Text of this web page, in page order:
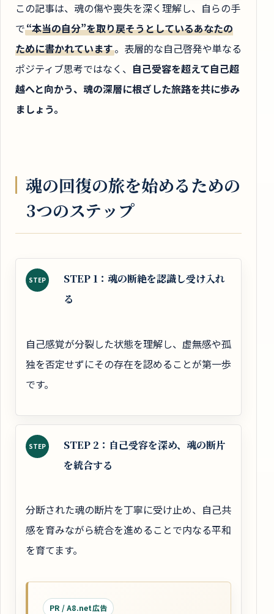
この記事は、魂の傷や喪失を深く理解し、自らの手
で“本当の自分”を取り戻そうとしているあなたの
ために書かれています。表層的な自己啓発や単なる
ポジティブ思考ではなく、 自己受容を超えて自己超
越へと向かう、魂の深層に根ざした旅路を共に歩み
ましょう。
魂の回復の旅を始めるための
3つのステップ
STEP
STEP 1：魂の断絶を認識し受け入れ
る
自己感覚が分裂した状態を理解し、虚無感や孤
独を否定せずにその存在を認めることが第一歩
です。
STEP
STEP 2：自己受容を深め、魂の断片
を統合する
分断された魂の断片を丁寧に受け止め、自己共
感を育みながら統合を進めることで内なる平和
を育てます。
PR / A8.net広告